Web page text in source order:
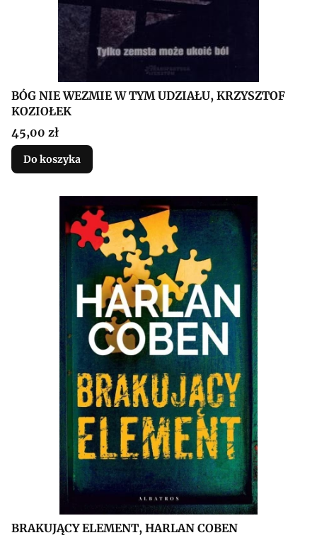
BÓG NIE WEZMIE W TYM UDZIAŁU, KRZYSZTOF
KOZIOŁEK
Cena
45,00 zł
Do koszyka
BRAKUJĄCY ELEMENT, HARLAN COBEN